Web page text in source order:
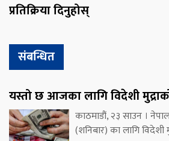
प्रतिक्रिया दिनुहोस्
संबन्धित
यस्तो छ आजका लागि विदेशी
काठमाडौं, २३ साउन ।
(शनिबार) का लागि विदेशी